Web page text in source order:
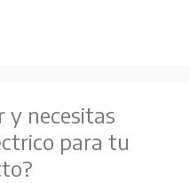
y necesitas
para tu